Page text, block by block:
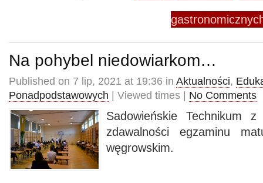
Na pohybel niedowiarkom…
Published on 7 lip, 2021 at 19:36 in Aktualności,
Ponadpodstawowych | Viewed times | No Comments
Sadowieńskie Technikum
zdawalności egzaminu
węgrowskim.